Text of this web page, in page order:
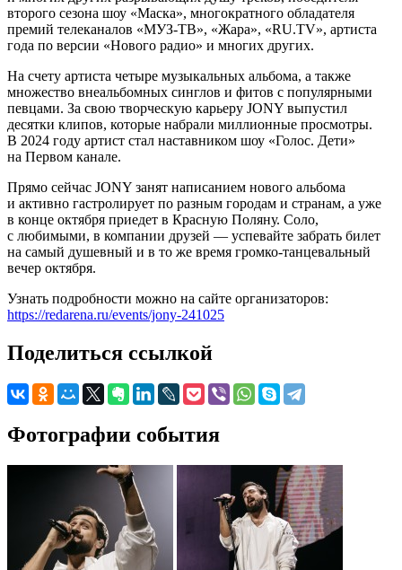
второго сезона шоу «Маска», многократного обладателя
премий телеканалов «МУЗ-ТВ», «Жара», «RU.TV», артиста
года по версии «Нового радио» и многих других.
На счету артиста четыре музыкальных альбома, а также
множество внеальбомных синглов и фитов с популярными
певцами. За свою творческую карьеру JONY выпустил
десятки клипов, которые набрали миллионные просмотры.
В 2024 году артист стал наставником шоу «Голос. Дети»
на Первом канале.
Прямо сейчас JONY занят написанием нового альбома
и активно гастролирует по разным городам и странам, а уже
в конце октября приедет в Красную Поляну. Соло,
с любимыми, в компании друзей — успевайте забрать билет
на самый душевный и в то же время громко-танцевальный
вечер октября.
Узнать подробности можно на сайте организаторов:
https://redarena.ru/events/jony-241025
Поделиться ссылкой
Фотографии события